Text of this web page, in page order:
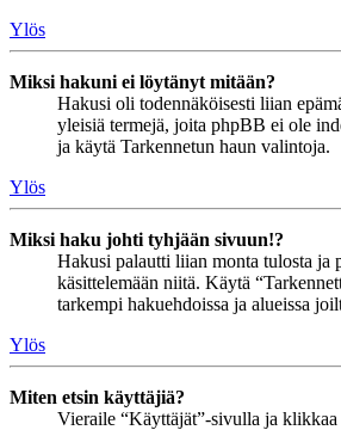
Ylös
Miksi hakuni ei löytänyt mitään?
Hakusi oli todennäköisesti liian
yleisiä termejä, joita phpBB ei ole
ja käytä Tarkennetun haun valintoja.
Ylös
Miksi haku johti tyhjään sivuun!?
Hakusi palautti liian monta tulosta ja
käsittelemään niitä. Käytä
tarkempi hakuehdoissa ja alueissa
Ylös
Miten etsin käyttäjiä?
Vieraile “Käyttäjät”-sivulla ja